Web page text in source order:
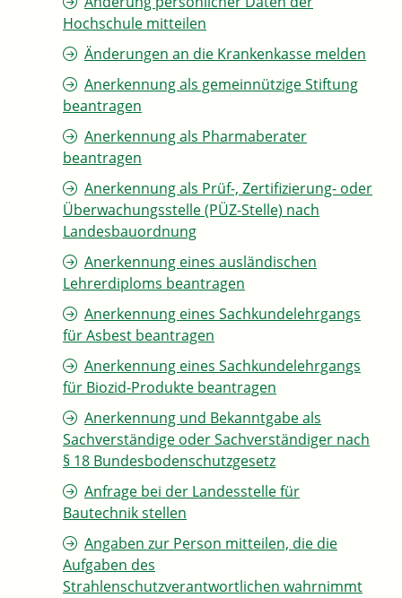
Hochschule mitteilen
Änderungen an die Krankenkasse melden
Anerkennung als gemeinnützige Stiftung
beantragen
Anerkennung als Pharmaberater
beantragen
Anerkennung als Prüf-, Zertifizierung- oder
Überwachungsstelle (PÜZ-Stelle) nach
Landesbauordnung
Anerkennung eines ausländischen
Lehrerdiploms beantragen
Anerkennung eines Sachkundelehrgangs
für Asbest beantragen
Anerkennung eines Sachkundelehrgangs
für Biozid-Produkte beantragen
Anerkennung und Bekanntgabe als
Sachverständige oder Sachverständiger nach
§ 18 Bundesbodenschutzgesetz
Anfrage bei der Landesstelle für
Bautechnik stellen
Angaben zur Person mitteilen, die die
Aufgaben des
Strahlenschutzverantwortlichen wahrnimmt